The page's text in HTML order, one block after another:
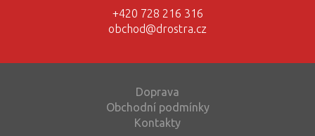
+420 728 216 316
obchod@drostra.cz
Doprava
Obchodní podmínky
Kontakty